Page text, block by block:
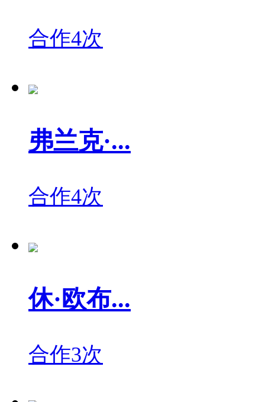
合作4次
弗兰克·...
合作4次
休·欧布...
合作3次